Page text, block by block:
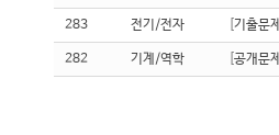
283 전기/전자 기출문제
282 기계/역학 공개문제